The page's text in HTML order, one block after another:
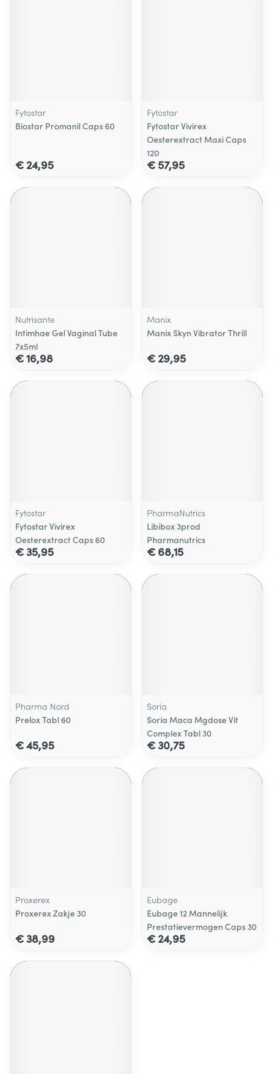
Fytostar
Biostar Promanil Caps 60
€ 24,95
Fytostar
Fytostar Vivirex
Oesterextract Maxi Caps
120
€ 57,95
Nutrisante
Intimhae Gel Vaginal Tube
7x5ml
€ 16,98
Manix
Manix Skyn Vibrator Thrill
€ 29,95
Fytostar
Fytostar Vivirex
Oesterextract Caps 60
€ 35,95
PharmaNutrics
Libibox 3prod
Pharmanutrics
€ 68,15
Pharma Nord
Prelox Tabl 60
€ 45,95
Soria
Soria Maca Mgdose Vit
Complex Tabl 30
€ 30,75
Proxerex
Proxerex Zakje 30
€ 38,99
Eubage
Eubage 12 Mannelijk
Prestatievermogen Caps 30
€ 24,95